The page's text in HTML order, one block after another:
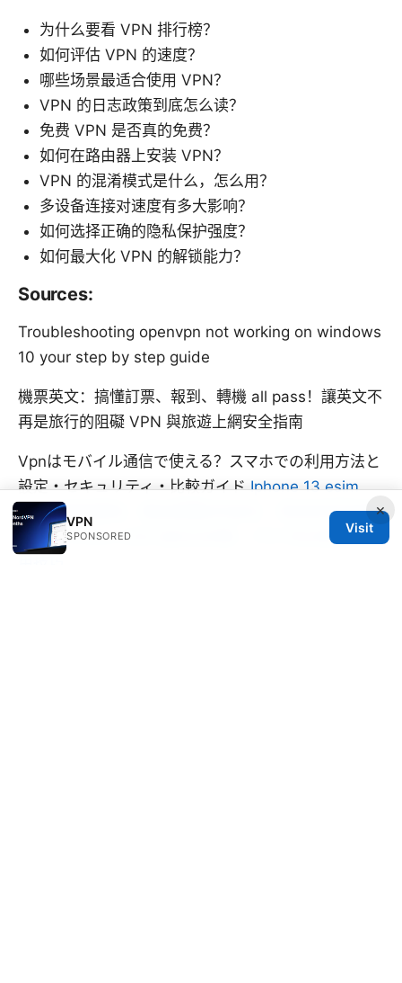
为什么要看 VPN 排行榜？
如何评估 VPN 的速度？
哪些场景最适合使用 VPN？
VPN 的日志政策到底怎么读？
免费 VPN 是否真的免费？
如何在路由器上安装 VPN？
VPN 的混淆模式是什么，怎么用？
多设备连接对速度有多大影响？
如何选择正确的隐私保护强度？
如何最大化 VPN 的解锁能力？
Sources:
Troubleshooting openvpn not working on windows
10 your step by step guide
機票英文：搞懂訂票、報到、轉機 all pass！讓英文不
再是旅行的阻礙 VPN 與旅遊上網安全指南
Vpnはモバイル通信で使える？スマホでの利用方法と
設定・セキュリティ・比較ガイドIphone 13 esim
卡：保姆級教程，徹底搞懂如何設定、使用與常見問題
解答 - iPhone eSIM 設定全攻略、VPN 安全使用與實
×
VPN
SPONSORED
Visit